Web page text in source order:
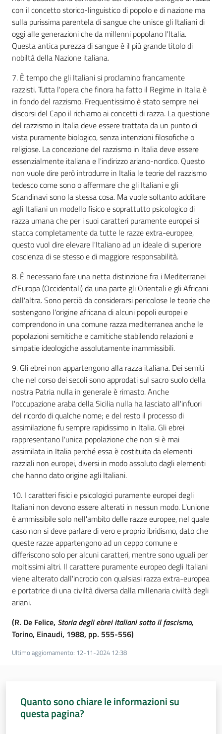
con il concetto storico-linguistico di popolo e di nazione ma
sulla purissima parentela di sangue che unisce gli Italiani di
oggi alle generazioni che da millenni popolano l'Italia.
Questa antica purezza di sangue è il più grande titolo di
nobiltà della Nazione italiana.
7. È tempo che gli Italiani si proclamino francamente
razzisti. Tutta l'opera che finora ha fatto il Regime in Italia è
in fondo del razzismo. Frequentissimo è stato sempre nei
discorsi del Capo il richiamo ai concetti di razza. La questione
del razzismo in Italia deve essere trattata da un punto di
vista puramente biologico, senza intenzioni filosofiche o
religiose. La concezione del razzismo in Italia deve essere
essenzialmente italiana e l'indirizzo ariano-nordico. Questo
non vuole dire però introdurre in Italia le teorie del razzismo
tedesco come sono o affermare che gli Italiani e gli
Scandinavi sono la stessa cosa. Ma vuole soltanto additare
agli Italiani un modello fisico e soprattutto psicologico di
razza umana che per i suoi caratteri puramente europei si
stacca completamente da tutte le razze extra-europee,
questo vuol dire elevare l'Italiano ad un ideale di superiore
coscienza di se stesso e di maggiore responsabilità.
8. È necessario fare una netta distinzione fra i Mediterranei
d'Europa (Occidentali) da una parte gli Orientali e gli Africani
dall'altra. Sono perciò da considerarsi pericolose le teorie che
sostengono l'origine africana di alcuni popoli europei e
comprendono in una comune razza mediterranea anche le
popolazioni semitiche e camitiche stabilendo relazioni e
simpatie ideologiche assolutamente inammissibili.
9. Gli ebrei non appartengono alla razza italiana. Dei semiti
che nel corso dei secoli sono approdati sul sacro suolo della
nostra Patria nulla in generale è rimasto. Anche
l'occupazione araba della Sicilia nulla ha lasciato all'infuori
del ricordo di qualche nome; e del resto il processo di
assimilazione fu sempre rapidissimo in Italia. Gli ebrei
rappresentano l'unica popolazione che non si è mai
assimilata in Italia perché essa è costituita da elementi
razziali non europei, diversi in modo assoluto dagli elementi
che hanno dato origine agli Italiani.
10. I caratteri fisici e psicologici puramente europei degli
Italiani non devono essere alterati in nessun modo. L'unione
è ammissibile solo nell'ambito delle razze europee, nel quale
caso non si deve parlare di vero e proprio ibridismo, dato che
queste razze appartengono ad un ceppo comune e
differiscono solo per alcuni caratteri, mentre sono uguali per
moltissimi altri. Il carattere puramente europeo degli Italiani
viene alterato dall'incrocio con qualsiasi razza extra-europea
e portatrice di una civiltà diversa dalla millenaria civiltà degli
ariani.
(R. De Felice, Storia degli ebrei italiani sotto il fascismo,
Torino, Einaudi, 1988, pp. 555-556)
Ultimo aggiornamento: 12-11-2024 12:38
Quanto sono chiare le informazioni su
questa pagina?